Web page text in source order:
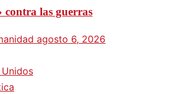
contra las guerras
agosto 6, 2026